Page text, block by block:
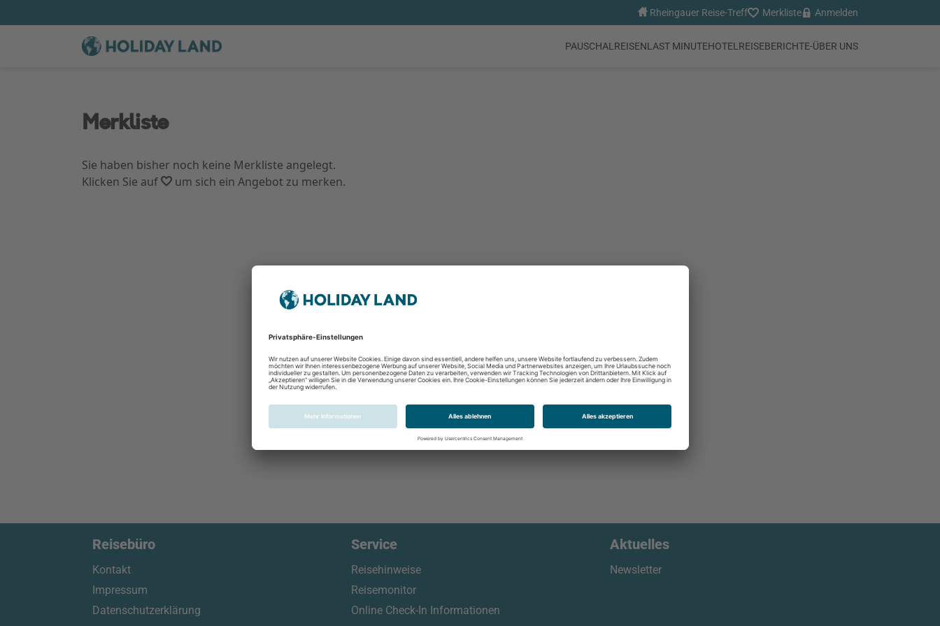
Rheingauer Reise-Treff Merkliste Anmelden
PAUSCHALREISENLAST MINUTEHOTEL REISEBERICHTE-ÜBER UNS
Merkliste
Sie haben bisher noch keine Merkliste angelegt.
Klicken Sie auf
um sich ein Angebot zu merken.
Reisebüro
Kontakt
Impressum
Datenschutzerklärung
Service
Reisehinweise
Reisemonitor
Online Check-In Informationen
Aktuelles
Newsletter